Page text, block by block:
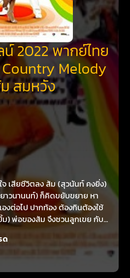
2022 พากย์ไทย
Country Melody
สมหวัง
เสียชีวิตลง ส้ม (สุวนันท์ คงยิ่ง)
าวนานนท์) ก็คิดขยับขยาย หา
งต่อไป ปากท้อง ต้องกินต้องใช้
) พ่อของส้ม จึงชวนลูกเขย กับ
กาสในกรุงเทพโดยมี ค่อม
ชมพู่ ก่อนบ่าย) สองสามีภรรยา
สมหวัง ได้งานร้องเพลงที่
ด